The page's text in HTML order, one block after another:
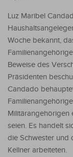
Luz Maribel
Woche bekannt,
Beweise des
Präsidenten
Candado
Militärangehörigen
seien. Es handelt
die Schwester und
Kellner arbeiteten.